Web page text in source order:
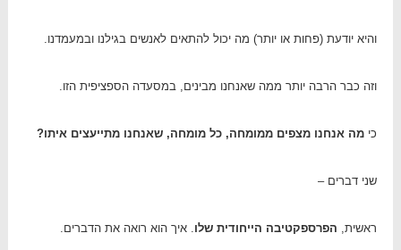
והיא יודעת (פחות או יותר) מה יכול להתאים לאנשים בגילנו ובמעמדנו.
וזה כבר הרבה יותר ממה שאנחנו מבינים, במסעדה הספציפית הזו.
כימה אנחנו מצפים ממומחה, כל מומחה, שאנחנו מתייעצים איתו?
שני דברים –
ראשית, הפרספקטיבה הייחודית שלו . איך הוא רואה את הדברים.